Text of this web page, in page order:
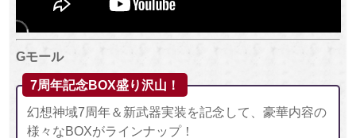
Gモール
7周年記念BOX盛り沢山！
幻想神域7周年＆新武器実装を記念して、豪華内容の
様々なBOXがラインナップ！